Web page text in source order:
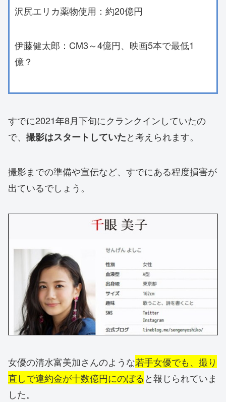
沢尻エリカ薬物使用：約20億円
伊藤健太郎：CM3～4億円、映画5本で最低1
億？
すでに2021年8月下旬にクランクインしていたの
で、 撮影はスタートしていたと考えられます。
撮影までの準備や宣伝など、すでにある程度損害が
出ているでしょう。
女優の清水富美加さんのような若手女優でも、撮り
直しで違約金が十数億円にのぼると報じられていま
した。